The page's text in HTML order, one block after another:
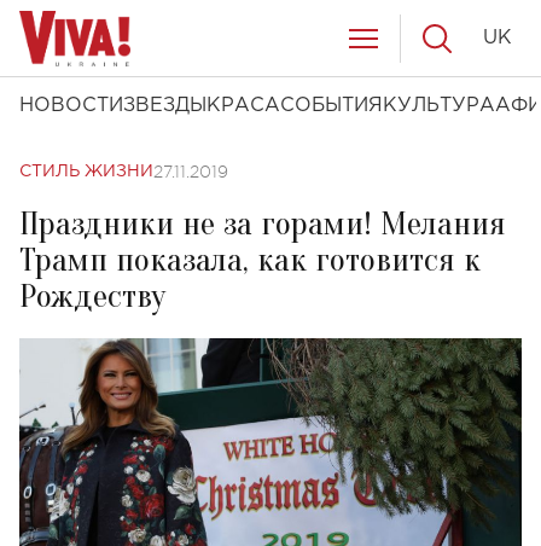
НОВОСТИ ЗВЕЗДЫ КРАСАСОБЫТИЯ КУЛЬТУРА
UK
СТИЛЬ ЖИЗНИ 27.11.2019
Праздники не за горами! Мелания
Трамп показала, как готовится к
Рождеству